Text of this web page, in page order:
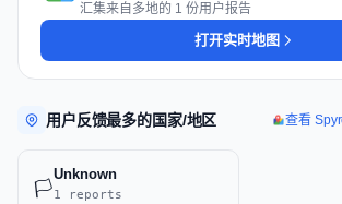
汇集来自多地的 1 份用户报告
打开实时地图
用户反馈最多的国家/地区 查看
🏳️
Unknown
1 reports